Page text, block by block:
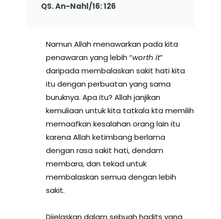
QS. An-Nahl/16: 126
Namun Allah menawarkan pada kita
penawaran yang lebih “worth it”
daripada membalaskan sakit hati kita
itu dengan perbuatan yang sama
buruknya. Apa itu? Allah janjikan
kemuliaan untuk kita tatkala kta memilih
memaafkan kesalahan orang lain itu
karena Allah ketimbang berlama
dengan rasa sakit hati, dendam
membara, dan tekad untuk
membalaskan semua dengan lebih
sakit.
Dijelaskan dalam sebuah hadits yang